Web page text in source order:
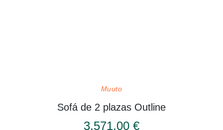
Muuto
Sofá de 2 plazas Outline
3.571,00 €